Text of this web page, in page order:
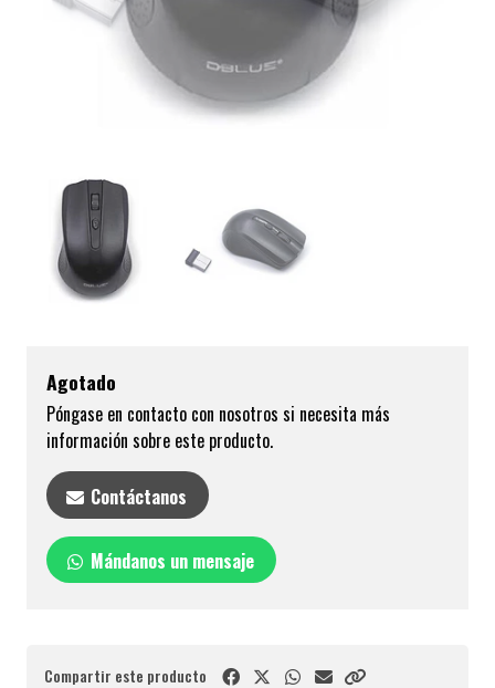
Agotado
Póngase en contacto con nosotros si necesita más
información sobre este producto.
Contáctanos
Mándanos un mensaje
Compartir este producto